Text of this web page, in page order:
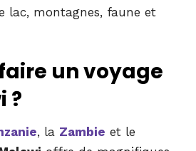
lac, montagnes, faune et
un voyage
?
, la Zambie et le